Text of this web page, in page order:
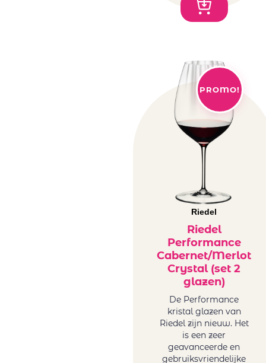
PROMO!
Riedel
Riedel
Performance
Cabernet/Merlot
Crystal (set 2
glazen)
De Performance
kristal glazen van
Riedel zijn nieuw. Het
is een zeer
geavanceerde en
gebruiksvriendelijke